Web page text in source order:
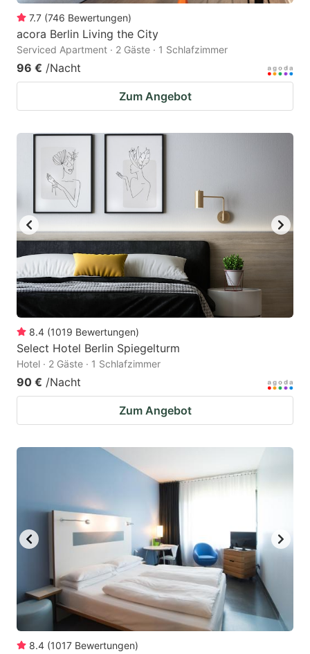
7.7 (746 Bewertungen)
acora Berlin Living the City
Serviced Apartment · 2 Gäste · 1 Schlafzimmer
96 € /Nacht
Zum Angebot
8.4 (1019 Bewertungen)
Select Hotel Berlin Spiegelturm
Hotel · 2 Gäste · 1 Schlafzimmer
90 € /Nacht
Zum Angebot
8.4 (1017 Bewertungen)